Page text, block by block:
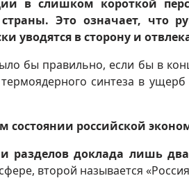
в слишком короткой
Это означает, что
уводятся в сторону и
бы правильно, если бы в
синтеза в
состоянии российской
разделов доклада лишь
второй называется